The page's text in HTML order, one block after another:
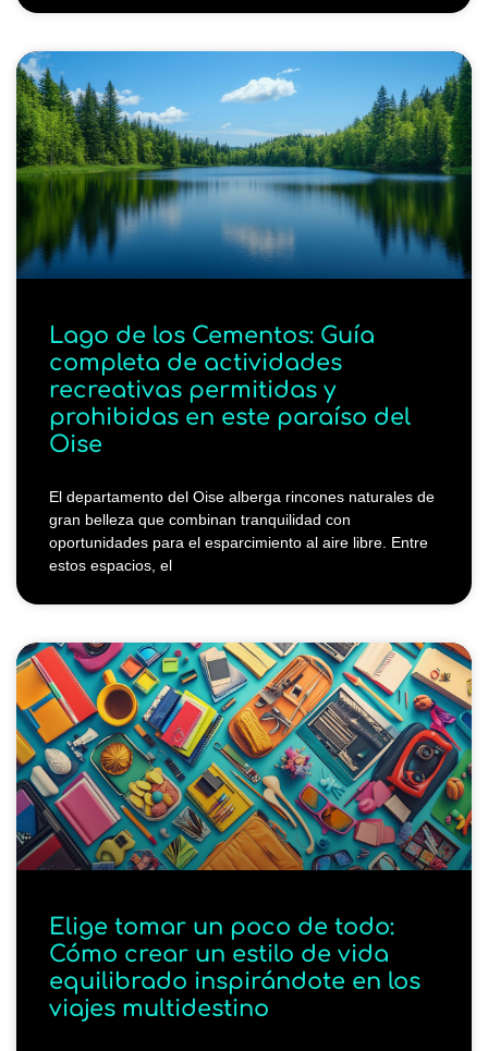
Lago de los Cementos: Guía
completa de actividades
recreativas permitidas y
prohibidas en este paraíso del
Oise
El departamento del Oise alberga rincones naturales de
gran belleza que combinan tranquilidad con
oportunidades para el esparcimiento al aire libre. Entre
estos espacios, el
Elige tomar un poco de todo:
Cómo crear un estilo de vida
equilibrado inspirándote en los
viajes multidestino